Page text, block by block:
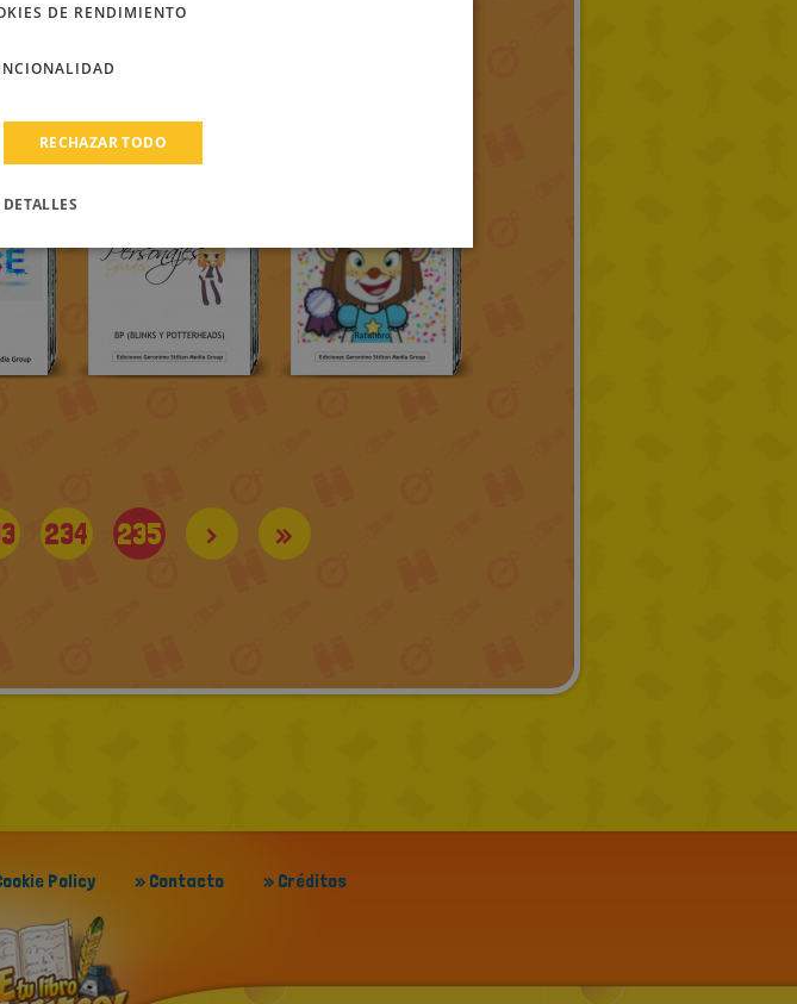
234 235 > »
Policy » Contacto » Créditos
TURKISH
GREEK
RUSSIAN
DUTCH
DE RENDIMIENTO
RECHAZAR TODO